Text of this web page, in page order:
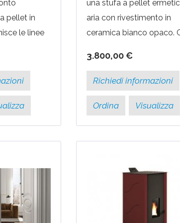
pellet in
le linee
ad alto...
una stufa a pellet
aria con rivestimento in
ceramica bianco opaco.
prelevare l’aria
3.800,00 €
Richiedi informazioni
Ordina Visualizza